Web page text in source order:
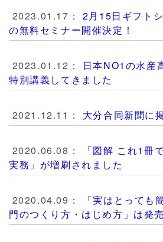
2023.01.17： 2月15日ギフト
の無料セミナー開催決定！
2023.01.12： 日本NO1の水
特別講義してきました
2021.12.11： 大分合同新聞に
2020.06.08：
「図解 これ1冊
実務」が増刷されました
2020.04.09：
「実はとっても
門のつくり方・はじめ方」は発